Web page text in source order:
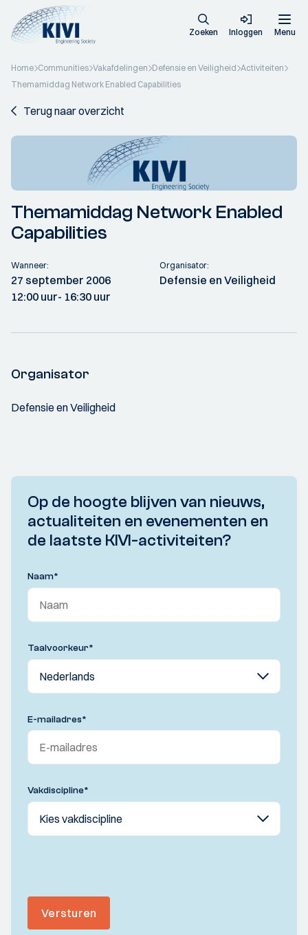
Zoeken Inloggen Menu
Home Communities Vakafdelingen Defensie en Veiligheid Activiteiten
Themamiddag Network Enabled Capabilities
Terug naar overzicht
Themamiddag Network Enabled
Capabilities
Wanneer:
27 september 2006
12:00 uur- 16:30 uur
Organisator:
Defensie en Veiligheid
Organisator
Defensie en Veiligheid
Op de hoogte blijven van nieuws,
actualiteiten en evenementen en
de laatste KIVI-activiteiten?
Naam*
Taalvoorkeur*
E-mailadres*
Vakdiscipline*
Versturen